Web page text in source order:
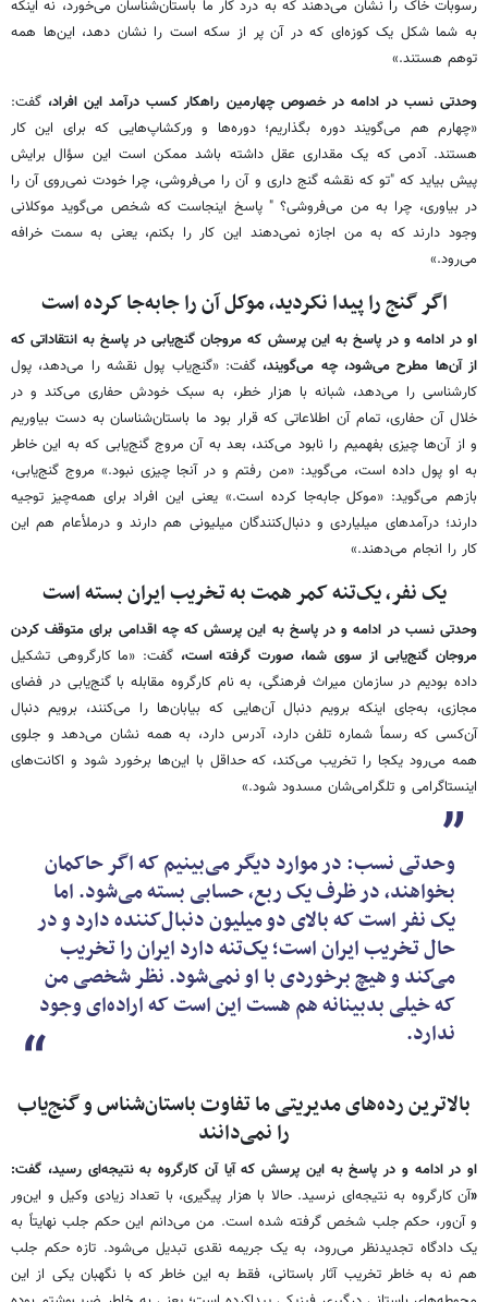
رسوبات خاک را نشان می‌دهند که به درد کار ما باستان‌شناسان می‌خورد، نه اینکه
به شما شکل یک کوزه‌ای که در آن پر از سکه است را نشان دهد، این‌ها همه
توهم هستند.»
وحدتی نسب در ادامه در خصوص چهارمین راهکار کسب درآمد این افراد، گفت:
«چهارم هم می‌گویند دوره بگذاریم؛ دوره‌ها و ورکشاپ‌هایی که برای این کار
هستند. آدمی که یک مقداری عقل داشته باشد ممکن است این سؤال برایش
پیش ‌بیاید که "تو که نقشه گنج داری و آن را می‌فروشی، چرا خودت نمی‌روی آن را
در بیاوری، چرا به من می‌فروشی؟ " پاسخ اینجاست که شخص می‌گوید موکلانی
وجود دارند که به من اجازه نمی‌دهند این کار را بکنم، یعنی به سمت خرافه
می‌رود.»
اگر گنج را پیدا نکردید، موکل آن را جابه‌جا کرده است
او در ادامه و در پاسخ به این پرسش که مروجان گنج‌یابی در پاسخ به انتقاداتی که
از آن‌ها مطرح می‌شود، چه می‌گویند، گفت: «گنج‌یاب پول نقشه را می‌دهد، پول
کارشناسی را می‌دهد، شبانه با هزار خطر، به سبک خودش حفاری می‌کند و در
خلال آن حفاری، تمام آن اطلاعاتی که قرار بود ما باستان‌شناسان به دست بیاوریم
و از آن‌ها چیزی بفهمیم را نابود می‌کند، بعد به آن مروج‌ گنج‌یابی که به این خاطر
به او پول داده است، می‌گوید: «من رفتم و در آنجا چیزی نبود.» مروج گنج‌یابی،
بازهم می‌گوید: «موکل جابه‌جا کرده است.» یعنی این افراد برای همه‌چیز توجیه
دارند؛ درآمدهای میلیاردی و دنبال‌کنندگان میلیونی هم دارند و درملأعام هم این
کار را انجام می‌دهند.»
یک نفر، یک‌تنه کمر همت به تخریب ایران بسته است
وحدتی نسب در ادامه و در پاسخ به این پرسش که چه اقدامی برای متوقف کردن
مروجان گنج‌یابی از سوی شما، صورت گرفته است،گفت: «ما کارگروهی تشکیل
داده بودیم در سازمان میراث فرهنگی، به نام کارگروه مقابله با گنج‌یابی در فضای
مجازی، به‌جای اینکه برویم دنبال آن‌هایی که بیابان‌ها را می‌کنند، برویم دنبال
آن‌کسی که رسماً شماره تلفن دارد، آدرس دارد، به همه نشان می‌دهد و جلوی
همه می‌رود یکجا را تخریب می‌کند، که حداقل با این‌ها برخورد شود و اکانت‌های
اینستاگرامی و تلگرامی‌شان مسدود شود.»
وحدتی نسب: در موارد دیگر می‌بینیم که اگر حاکمان
بخواهند، در ظرف یک ربع، حسابی بسته می‌شود. اما
یک نفر است که بالای دو میلیون دنبال‌کننده دارد و در
حال تخریب ایران است؛ یک‌تنه دارد ایران را تخریب
می‌کند و هیچ برخوردی با او نمی‌شود. نظر شخصی من
که خیلی بدبینانه هم هست این است که اراده‌ای وجود
ندارد.
بالاترین رده‌های مدیریتی ما تفاوت باستان‌شناس و گنج‌یاب
را نمی‌دانند
او در ادامه و در پاسخ به این پرسش که آیا آن ‌کارگروه به نتیجه‌ای رسید، گفت:
«آن کارگروه به نتیجه‌ای نرسید. حالا با هزار پیگیری، با تعداد زیادی وکیل و این‌ور
و آن‌ور، حکم جلب شخص گرفته شده است. من می‌دانم این حکم جلب نهایتاً به
یک دادگاه تجدیدنظر می‌رود، به یک جریمه نقدی تبدیل می‌شود. تازه حکم جلب
هم نه به خاطر تخریب آثار باستانی، فقط به این خاطر که با نگهبان یکی از این